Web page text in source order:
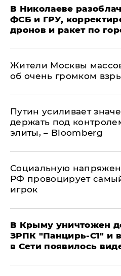
В Николаеве
ФСБ и ГРУ,
дронов и ракет по
Жители Москвы
об очень громком
Путин усиливает
держать под
элиты, – Bloomberg
Социальную
РФ провоцирует
игрок
В Крыму уничтожен
ЗРПК "Панцирь-С1" и
в Сети появилось